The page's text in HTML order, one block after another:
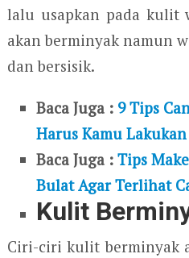
lalu usapkan pada kulit
akan berminyak namun
dan bersisik.
Baca Juga : 9 Tips
Harus Kamu Lakukan
Baca Juga :Tips
Bulat Agar Terlihat
Kulit
Ciri-ciri kulit berminyak